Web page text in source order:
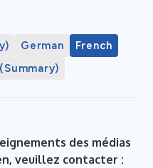
German
French
des médias
veuillez contacter :